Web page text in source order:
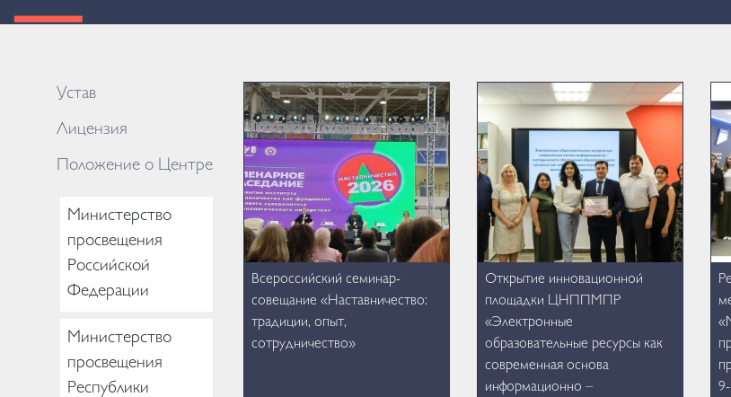
Устав
Лицензия
Положение о Центре
Министерство
просвещения
Российской
Федерации
Министерство
просвещения
Республики
Всероссийский семинар-
совещание «Наставничество:
традиции, опыт,
сотрудничество»
Открытие инновационной
площадки ЦНППМПР
«Электронные
образовательные ресурсы как
современная основа
информационно –